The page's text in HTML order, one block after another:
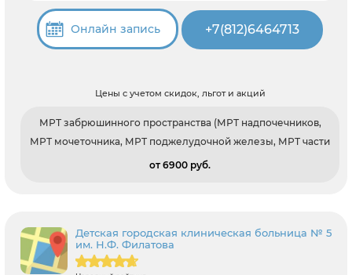
Онлайн запись +7(812)6464713
Цены с учетом скидок, льгот и акций
МРТ забрюшинного пространства (МРТ надпочечников,
МРТ мочеточника, МРТ поджелудочной железы, МРТ части
от 6900 pуб.
Детская городская клиническая больница № 5
им. Н.Ф. Филатова